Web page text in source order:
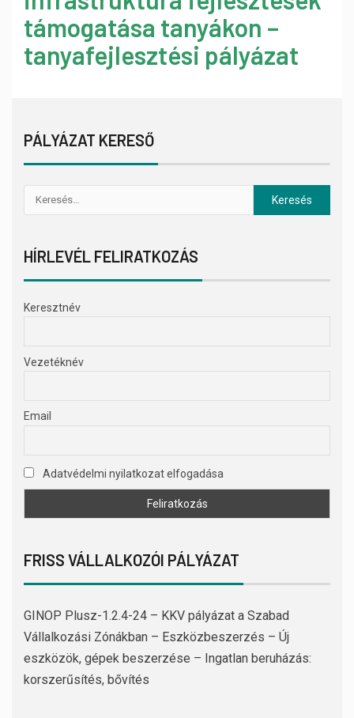
támogatása tanyákon –
tanyafejlesztési pályázat
PÁLYÁZAT KERESŐ
HÍRLEVÉL FELIRATKOZÁS
Keresztnév
Vezetéknév
Email
Adatvédelmi nyilatkozat elfogadása
FRISS VÁLLALKOZÓI PÁLYÁZAT
GINOP Plusz-1.2.4-24 – KKV pályázat a Szabad
Vállalkozási Zónákban – Eszközbeszerzés – Új
eszközök, gépek beszerzése – Ingatlan beruházás:
korszerűsítés, bővítés